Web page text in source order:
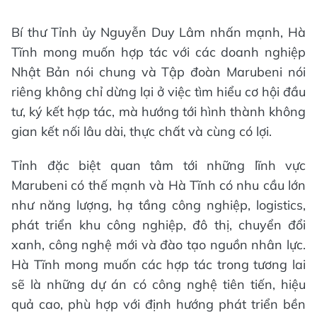
Bí thư Tỉnh ủy Nguyễn Duy Lâm nhấn mạnh, Hà
Tĩnh mong muốn hợp tác với các doanh nghiệp
Nhật Bản nói chung và Tập đoàn Marubeni nói
riêng không chỉ dừng lại ở việc tìm hiểu cơ hội đầu
tư, ký kết hợp tác, mà hướng tới hình thành không
gian kết nối lâu dài, thực chất và cùng có lợi.
Tỉnh đặc biệt quan tâm tới những lĩnh vực
Marubeni có thế mạnh và Hà Tĩnh có nhu cầu lớn
như năng lượng, hạ tầng công nghiệp, logistics,
phát triển khu công nghiệp, đô thị, chuyển đổi
xanh, công nghệ mới và đào tạo nguồn nhân lực.
Hà Tĩnh mong muốn các hợp tác trong tương lai
sẽ là những dự án có công nghệ tiên tiến, hiệu
quả cao, phù hợp với định hướng phát triển bền